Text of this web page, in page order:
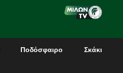
Ποδόσφαιρο Σκάκι